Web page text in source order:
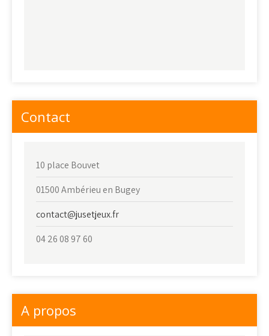
Contact
10 place Bouvet
01500 Ambérieu en Bugey
contact@jusetjeux.fr
04 26 08 97 60
A propos